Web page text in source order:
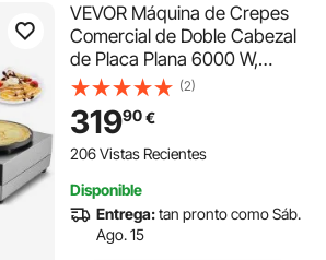
VEVOR Máquina de Crepes
Comercial de Doble Cabezal
de Placa Plana 6000 W,
Antiadherente, Acero
Inoxidable, Estufa Circular de
Escritorio Panqueques y
Cereales, Control
(2)
31990€
206 Vistas Recientes
Disponible
Entrega:tan pronto como Sáb.
Ago. 15